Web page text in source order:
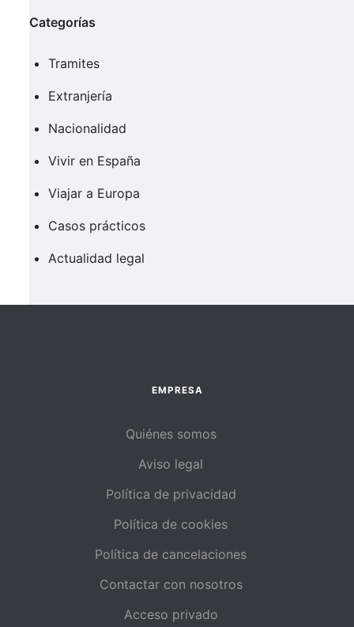
Categorías
Tramites
Extranjería
Nacionalidad
Vivir en España
Viajar a Europa
Casos prácticos
Actualidad legal
EMPRESA
Quiénes somos
Aviso legal
Política de privacidad
Política de cookies
Política de cancelaciones
Contactar con nosotros
Acceso privado